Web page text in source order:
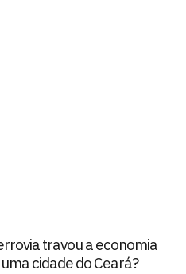
travou a economia
cidade do Ceará?